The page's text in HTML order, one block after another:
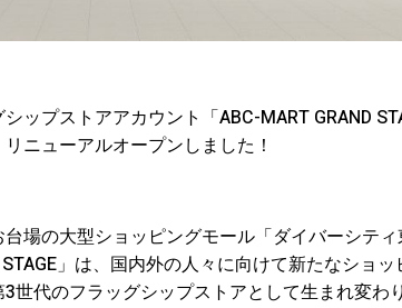
ップストアアカウント「ABC-MART GRAND
ニューアルオープンしました！
場の大型ショッピングモール「ダイバーシテ
STAGE」は、国内外の人々に向けて新たなショ
世代のフラッグシップストアとして生まれ変わり